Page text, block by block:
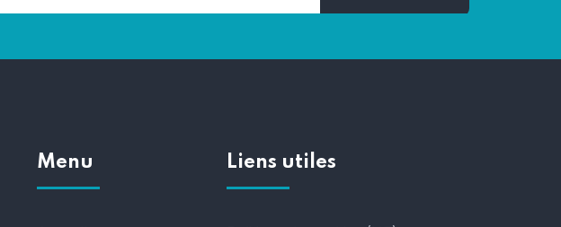
Menu Liens utiles